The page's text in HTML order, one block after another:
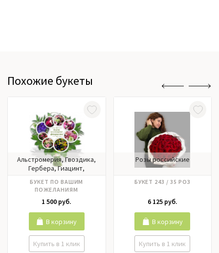
Похожие букеты
Альстромерия, Гвоздика,
Гербера, Гиацинт,
Лилии, Матрикария,
Нарцисс, Нобилис,
Орхидея, Пионовидные
розы, Пионы, Подсолнух,
Ранункулюс, Роза кустовая,
Розы российские, Розы
эквадор, Тюльпаны,
Фрезия, Хризантема,
БУКЕТ ПО ВАШИМ
ПОЖЕЛАНИЯМ
1 500 руб.
Купить в 1 клик
В корзину
Розы российские
БУКЕТ 243 / 35 РОЗ
6 125 руб.
Купить в 1 клик
В корзину